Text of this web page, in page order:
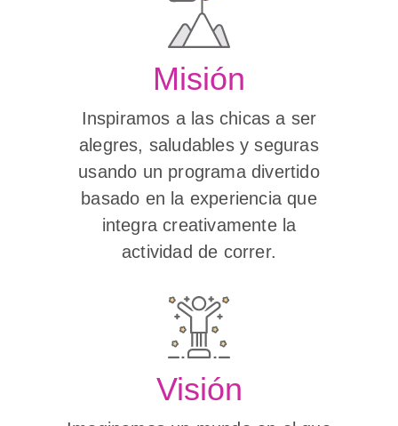
Misión
Inspiramos a las chicas a ser
alegres, saludables y seguras
usando un programa divertido
basado en la experiencia que
integra creativamente la
actividad de correr.
Visión